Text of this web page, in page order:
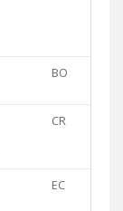
BO
CR
EC